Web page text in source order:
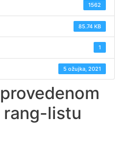
1562
85.74 KB
1
5 ožujka, 2021
listu